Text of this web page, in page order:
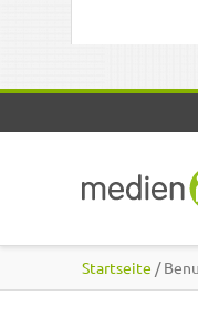
Startseite /